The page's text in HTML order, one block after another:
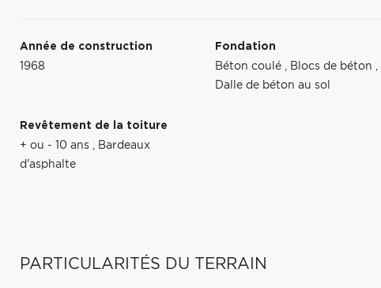
Année de construction
1968
Fondation
Béton coulé
Blocs de béton
Dalle de béton au sol
Revêtement de la toiture
+ ou - 10 ans
Bardeaux
d'asphalte
PARTICULARITÉS DU TERRAIN